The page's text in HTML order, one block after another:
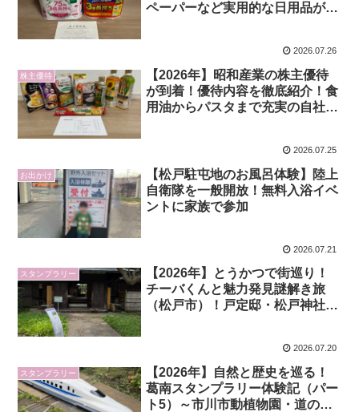
ペーパーなど実用的な日用品が充
2026.07.26
株主優待
【2026年】昭和産業の株主優待
が到着！優待内容を徹底紹介！食
用油からパスタまで充実の自社製
2026.07.25
お出かけ
【松戸駐屯地のお風呂体験】陸上
自衛隊を一般開放！無料入浴イベ
ントに家族で参加
2026.07.21
スタンプラリー
【2026年】とうかつで街巡り！
チーバくんと魅力発見謎解き旅
（松戸市）！戸定邸・松戸神社・
2026.07.20
スタンプラリー
【2026年】自然と歴史を巡る！
葛南スタンプラリー体験記（パー
ト5）～市川市動植物園・道の駅